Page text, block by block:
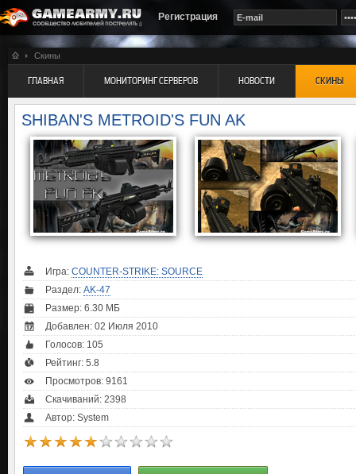
Регистрация
Скины
ГЛАВНАЯ МОНИТОРИНГ СЕРВЕРОВ НОВОСТИ СКИНЫ
SHIBAN'S METROID'S FUN AK
Игра: COUNTER-STRIKE: SOURCE
Раздел: AK-47
Размер: 6.30 МБ
Добавлен: 02 Июля 2010
Голосов: 105
Рейтинг: 5.8
Просмотров: 9161
Скачиваний: 2398
Автор: System